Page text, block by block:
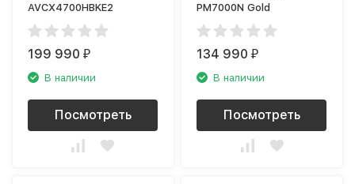
AVCX4700HBKE2
199 990₽
В наличии
Посмотреть
PM7000N Gold
134 990₽
В наличии
Посмотреть